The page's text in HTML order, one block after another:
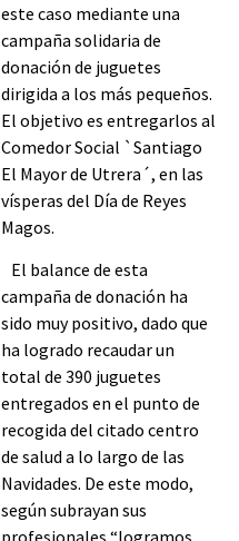
este caso mediante una
campaña solidaria de
donación de juguetes
dirigida a los más pequeños.
El objetivo es entregarlos al
Comedor Social `Santiago
El Mayor de Utrera´, en las
vísperas del Día de Reyes
Magos.
El balance de esta
campaña de donación ha
sido muy positivo, dado que
ha logrado recaudar un
total de 390 juguetes
entregados en el punto de
recogida del citado centro
de salud a lo largo de las
Navidades. De este modo,
según subrayan sus